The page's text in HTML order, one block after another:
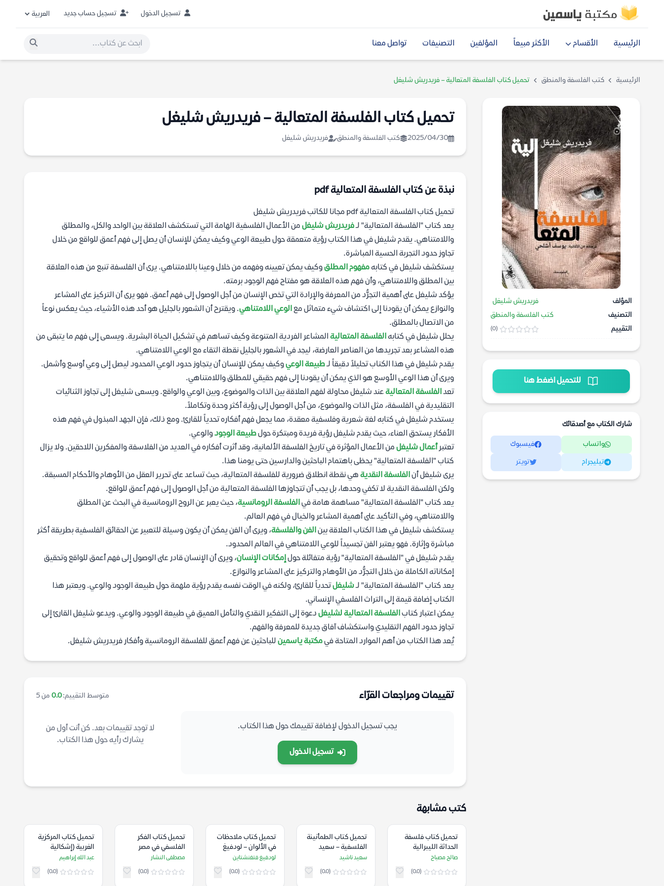
تسجيل الدخول تسجيل حساب جديد
الرئيسية الأقسام الأكثر مبيعاً المؤلفين التصنيفات تواصل معنا
الرئيسية كتب الفلسفة والمنطق تحميل كتاب الفلسفة المتعالية – فريدريش شليغل
المؤلف
فريدريش شليغل
التصنيف
كتب الفلسفة والمنطق
التقييم
(0)
للتحميل اضغط هنا
شارك الكتاب مع أصدقائك
واتساب فيسبوك
تيليجرام تويتر
تحميل كتاب الفلسفة المتعالية – فريدريش شليغل
2025/04/30 كتب الفلسفة والمنطق فريدريش شليغل
نبذة عن كتاب الفلسفة المتعالية pdf
تحميل كتاب الفلسفة المتعالية pdf مجانا للكاتب فريدريش شليغل
يعد كتاب "الفلسفة المتعالية" لـفريدريش شليغل من الأعمال الفلسفية الهامة التي تستكشف العلاقة بين الواحد والكل، والمطلق
واللامتناهي. يقدم شليغل في هذا الكتاب رؤية متعمقة حول طبيعة الوعي وكيف يمكن للإنسان أن يصل إلى فهم أعمق للواقع من خلال
تجاوز حدود التجربة الحسية المباشرة.
يستكشف شليغل في كتابهمفهوم المطلقوكيف يمكن تعيينه وفهمه من خلال وعينا باللامتناهي. يرى أن الفلسفة تنبع من هذه العلاقة
بين المطلق واللامتناهي، وأن فهم هذه العلاقة هو مفتاح فهم الوجود برمته.
يؤكد شليغل على أهمية التجرُّد من المعرفة والإرادة التي تخص الإنسان من أجل الوصول إلى فهم أعمق. فهو يرى أن التركيز على المشاعر
والنوازع يمكن أن يقودنا إلى اكتشاف شيء متماثل معالوعي اللامتناهي. ويقترح أن الشعور بالجليل هو أحد هذه الأشياء، حيث يعكس نوعاً
من الاتصال بالمطلق.
يحلل شليغل في كتابهالفلسفة المتعالية المشاعر الفردية المتنوعة وكيف تساهم في تشكيل الحياة البشرية. ويسعى إلى فهم ما يتبقى من
هذه المشاعر بعد تجريدها من العناصر العارضة، ليجد في الشعور بالجليل نقطة التقاء مع الوعي اللامتناهي.
يقدم شليغل في هذا الكتاب تحليلاً دقيقاً لـطبيعة الوعيوكيف يمكن للإنسان أن يتجاوز حدود الوعي المحدود ليصل إلى وعي أوسع وأشمل.
ويرى أن هذا الوعي الأوسع هو الذي يمكن أن يقودنا إلى فهم حقيقي للمطلق واللامتناهي.
تعدالفلسفة المتعاليةعند شليغل محاولة لفهم العلاقة بين الذات والموضوع، وبين الوعي والواقع. ويسعى شليغل إلى تجاوز الثنائيات
التقليدية في الفلسفة، مثل الذات والموضوع، من أجل الوصول إلى رؤية أكثر وحدة وتكاملاً.
يستخدم شليغل في كتابه لغة شعرية وفلسفية معقدة، مما يجعل فهم أفكاره تحدياً للقارئ. ومع ذلك، فإن الجهد المبذول في فهم هذه
الأفكار يستحق العناء، حيث يقدم شليغل رؤية فريدة ومبتكرة حولطبيعة الوجودوالوعي.
تعتبرأعمال شليغل من الأعمال المؤثرة في تاريخ الفلسفة الألمانية، وقد أثرت أفكاره في العديد من الفلاسفة والمفكرين اللاحقين. ولا يزال
كتاب "الفلسفة المتعالية" يحظى باهتمام الباحثين والدارسين حتى يومنا هذا.
يرى شليغل أنالفلسفة النقدية هي نقطة انطلاق ضرورية للفلسفة المتعالية، حيث تساعد على تحرير العقل من الأوهام والأحكام المسبقة.
ولكن الفلسفة النقدية لا تكفي وحدها، بل يجب أن تتجاوزها الفلسفة المتعالية من أجل الوصول إلى فهم أعمق للواقع.
يعد كتاب "الفلسفة المتعالية" مساهمة هامة فيالفلسفة الرومانسية، حيث يعبر عن الروح الرومانسية في البحث عن المطلق
واللامتناهي، وفي التأكيد على أهمية المشاعر والخيال في فهم العالم.
يستكشف شليغل في هذا الكتاب العلاقة بينالفن والفلسفة، ويرى أن الفن يمكن أن يكون وسيلة للتعبير عن الحقائق الفلسفية بطريقة أكثر
مباشرة وإثارة. فهو يعتبر الفن تجسيداً للوعي اللامتناهي في العالم المحدود.
يقدم شليغل في "الفلسفة المتعالية" رؤية متفائلة حولإمكانات الإنسان، ويرى أن الإنسان قادر على الوصول إلى فهم أعمق للواقع وتحقيق
إمكاناته الكاملة من خلال التجرُّد من الأوهام والتركيز على المشاعر والنوازع.
يعد كتاب "الفلسفة المتعالية" لـشليغلتحدياً للقارئ، ولكنه في الوقت نفسه يقدم رؤية ملهمة حول طبيعة الوجود والوعي. ويعتبر هذا
الكتاب إضافة قيمة إلى التراث الفلسفي الإنساني.
يمكن اعتبار كتابالفلسفة المتعالية لشليغل دعوة إلى التفكير النقدي والتأمل العميق في طبيعة الوجود والوعي. ويدعو شليغل القارئ إلى
تجاوز حدود الفهم التقليدي واستكشاف آفاق جديدة للمعرفة والفهم.
يُعد هذا الكتاب من أهم الموارد المتاحة فيمكتبة ياسمين للباحثين عن فهم أعمق للفلسفة الرومانسية وأفكار فريدريش شليغل.
تقييمات ومراجعات القرّاء متوسط التقييم:0.0 من 5
يجب تسجيل الدخول لإضافة تقييمك حول هذا الكتاب.
تسجيل الدخول
لا توجد تقييمات بعد. كن أنت أول من
يشارك رأيه حول هذا الكتاب.
كتب مشابهة
تحميل كتاب فلسفة
الحداثة الليبرالية
الكلاسيكية من هوبز
إلى كانط – صالح مصباح
صالح مصباح
(0.0)
تحميل كتاب الطمأنينة
الفلسفية – سعيد
ناشيد
سعيد ناشيد
(0.0)
تحميل كتاب ملاحظات
في الألوان – لودفيغ
فتغنشتاين
لودفيغ فتغنشتاين
(0.0)
تحميل كتاب الفكر
الفلسفي في مصر
القديمة – مصطفى
مصطفى النشار
(0.0)
تحميل كتاب المركزية
الغربية (إشكالية
التكون والتمركز حول
الذات) – عبد الله
إبراهيم
عبد الله إبراهيم
(0.0)